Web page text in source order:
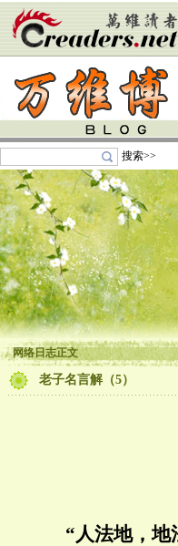
搜索>>
网络日志正文
老子名言解（5）
“人法地，地